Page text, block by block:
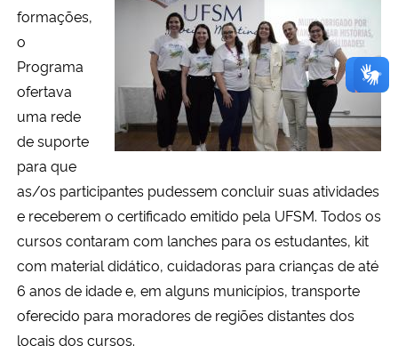
formações,
o
Programa
ofertava
uma rede
de suporte
para que
as/os participantes pudessem concluir suas atividades
e receberem o certificado emitido pela UFSM. Todos os
cursos contaram com lanches para os estudantes, kit
com material didático, cuidadoras para crianças de até
6 anos de idade e, em alguns municípios, transporte
oferecido para moradores de regiões distantes dos
locais dos cursos.